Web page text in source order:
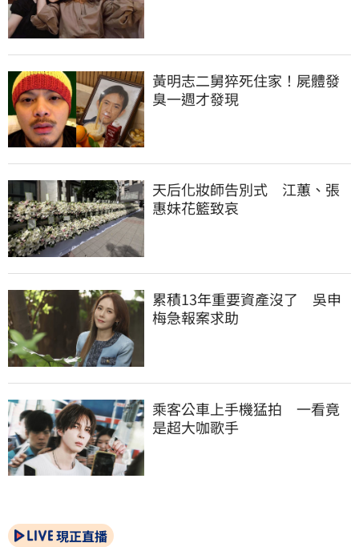
黃明志二舅猝死住家！屍體發
臭一週才發現
天后化妝師告別式　江蕙、張
惠妹花籃致哀
累積13年重要資產沒了　吳申
梅急報案求助
乘客公車上手機猛拍　一看竟
是超大咖歌手
現正直播